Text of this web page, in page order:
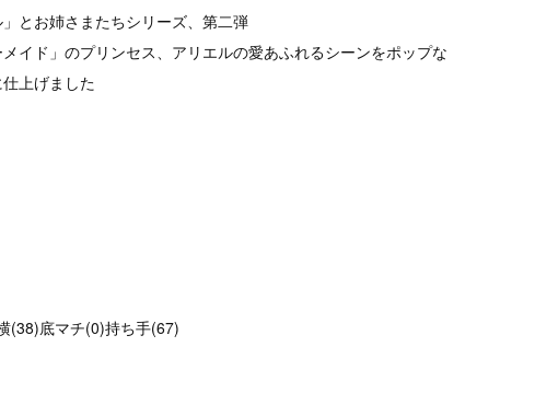
とお姉さまたちシリーズ、第二弾
イド」のプリンセス、アリエルの愛あふれるシーンをポップな
上げました
(38)底マチ(0)持ち手(67)